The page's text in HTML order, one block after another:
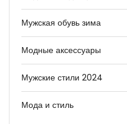
Мужская обувь зима
Модные аксессуары
Мужские стили 2024
Мода и стиль